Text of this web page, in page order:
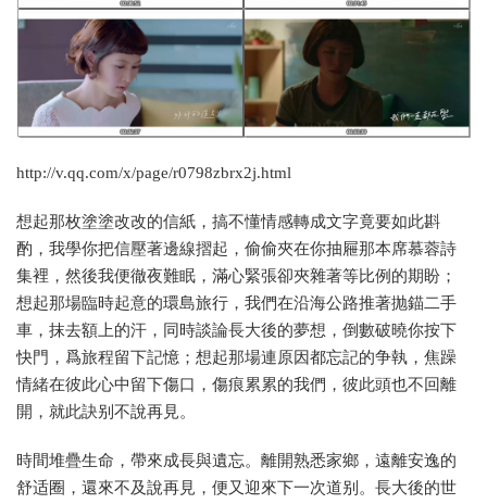
http://v.qq.com/x/page/r0798zbrx2j.html
想起那枚塗塗改改的信紙，搞不懂情感轉成文字竟要如此斟
酌，我學你把信壓著邊線摺起，偷偷夾在你抽屜那本席慕蓉詩
集裡，然後我便徹夜難眠，滿心緊張卻夾雜著等比例的期盼；
想起那場臨時起意的環島旅行，我們在沿海公路推著抛錨二手
車，抹去額上的汗，同時談論長大後的夢想，倒數破曉你按下
快門，爲旅程留下記憶；想起那場連原因都忘記的争執，焦躁
情緒在彼此心中留下傷口，傷痕累累的我們，彼此頭也不回離
開，就此訣别不說再見。
時間堆疊生命，帶來成長與遺忘。離開熟悉家鄉，遠離安逸的
舒适圈，還來不及說再見，便又迎來下一次道别。長大後的世